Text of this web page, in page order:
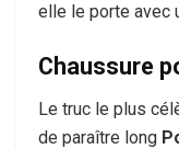
elle le porte avec
Chaussure
Le truc le plus
de paraître long